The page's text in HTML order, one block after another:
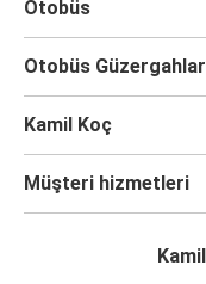
Otobüs
Otobüs
Kamil Koç
Müşteri hizmetleri